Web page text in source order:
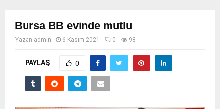
Bursa BB evinde mutlu
Yazan admin 6 Kasım 2021 0 98
PAYLAŞ 0